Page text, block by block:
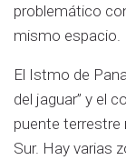
problemático
mismo espacio.
El Istmo de
del jaguar” y el
puente terrestre
Sur. Hay varias